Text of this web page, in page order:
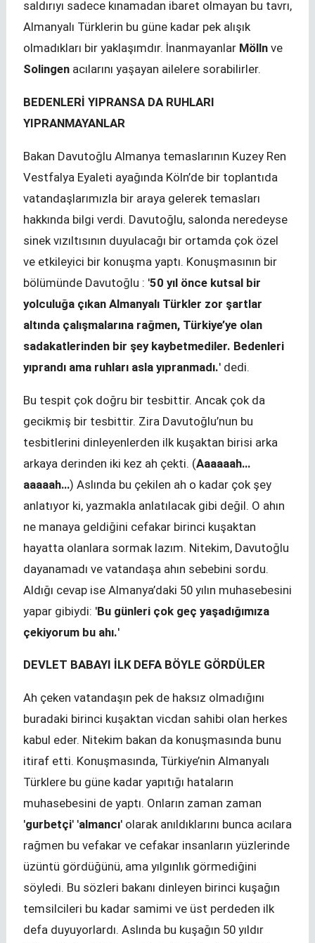
saldırıyı sadece kınamadan ibaret olmayan bu tavrı,
Almanyalı Türklerin bu güne kadar pek alışık
olmadıkları bir yaklaşımdır. İnanmayanlar Mölln ve
Solingen acılarını yaşayan ailelere sorabilirler.
BEDENLERİ YIPRANSA DA RUHLARI
YIPRANMAYANLAR
Bakan Davutoğlu Almanya temaslarının Kuzey Ren
Vestfalya Eyaleti ayağında Köln’de bir toplantıda
vatandaşlarımızla bir araya gelerek temasları
hakkında bilgi verdi. Davutoğlu, salonda neredeyse
sinek vızıltısının duyulacağı bir ortamda çok özel
ve etkileyici bir konuşma yaptı. Konuşmasının bir
bölümünde Davutoğlu : '50 yıl önce kutsal bir
yolculuğa çıkan Almanyalı Türkler zor şartlar
altında çalışmalarına rağmen, Türkiye’ye olan
sadakatlerinden bir şey kaybetmediler. Bedenleri
yıprandı ama ruhları asla yıpranmadı.' dedi.
Bu tespit çok doğru bir tesbittir. Ancak çok da
gecikmiş bir tesbittir. Zira Davutoğlu’nun bu
tesbitlerini dinleyenlerden ilk kuşaktan birisi arka
arkaya derinden iki kez ah çekti. (Aaaaaah…
aaaaah…) Aslında bu çekilen ah o kadar çok şey
anlatıyor ki, yazmakla anlatılacak gibi değil. O ahın
ne manaya geldiğini cefakar birinci kuşaktan
hayatta olanlara sormak lazım. Nitekim, Davutoğlu
dayanamadı ve vatandaşa ahın sebebini sordu.
Aldığı cevap ise Almanya’daki 50 yılın muhasebesini
yapar gibiydi: 'Bu günleri çok geç yaşadığımıza
çekiyorum bu ahı.'
DEVLET BABAYI İLK DEFA BÖYLE GÖRDÜLER
Ah çeken vatandaşın pek de haksız olmadığını
buradaki birinci kuşaktan vicdan sahibi olan herkes
kabul eder. Nitekim bakan da konuşmasında bunu
itiraf etti. Konuşmasında, Türkiye’nin Almanyalı
Türklere bu güne kadar yapıtığı hataların
muhasebesini de yaptı. Onların zaman zaman
'gurbetçi' 'almancı' olarak anıldıklarını bunca acılara
rağmen bu vefakar ve cefakar insanların yüzlerinde
üzüntü gördüğünü, ama yılgınlık görmediğini
söyledi. Bu sözleri bakanı dinleyen birinci kuşağın
temsilcileri bu kadar samimi ve üst perdeden ilk
defa duyuyorlardı. Aslında bu kuşağın 50 yıldır